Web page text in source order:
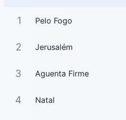
1 Pelo Fogo
2 Jerusalém
3 Aguenta Firme
4 Natal